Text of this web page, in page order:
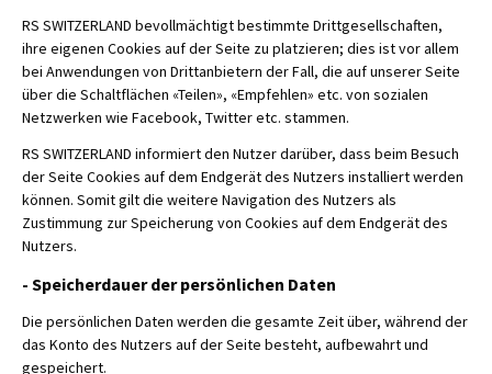
RS SWITZERLAND bevollmächtigt bestimmte Drittgesellschaften,
ihre eigenen Cookies auf der Seite zu platzieren; dies ist vor allem
bei Anwendungen von Drittanbietern der Fall, die auf unserer Seite
über die Schaltflächen «Teilen», «Empfehlen» etc. von sozialen
Netzwerken wie Facebook, Twitter etc. stammen.
RS SWITZERLAND informiert den Nutzer darüber, dass beim Besuch
der Seite Cookies auf dem Endgerät des Nutzers installiert werden
können. Somit gilt die weitere Navigation des Nutzers als
Zustimmung zur Speicherung von Cookies auf dem Endgerät des
Nutzers.
- Speicherdauer der persönlichen Daten
Die persönlichen Daten werden die gesamte Zeit über, während der
das Konto des Nutzers auf der Seite besteht, aufbewahrt und
gespeichert.